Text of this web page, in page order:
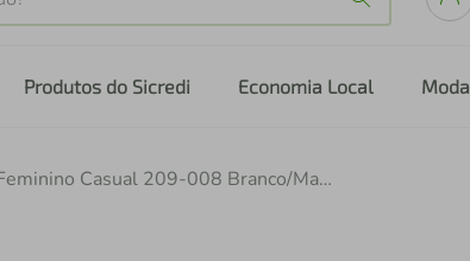
Produtos do Sicredi Economia Local Moda
Tênis Via Marte Feminino Casual 209-008 Branco/Marfim